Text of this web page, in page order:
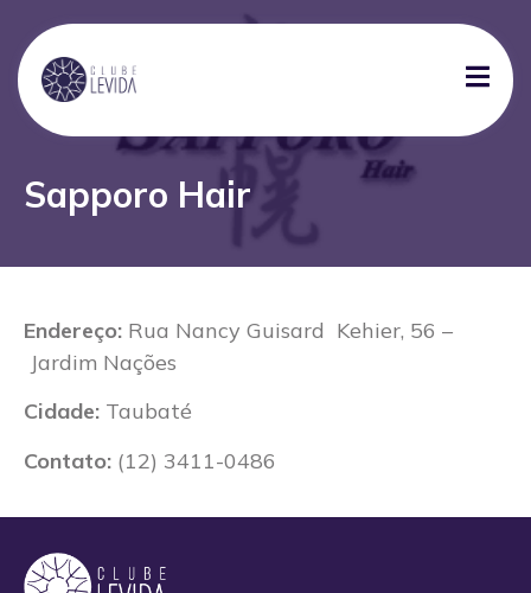
Sapporo Hair
Endereço: Rua Nancy Guisard Kehier, 56 –
Jardim Nações
Cidade: Taubaté
Contato: (12) 3411-0486